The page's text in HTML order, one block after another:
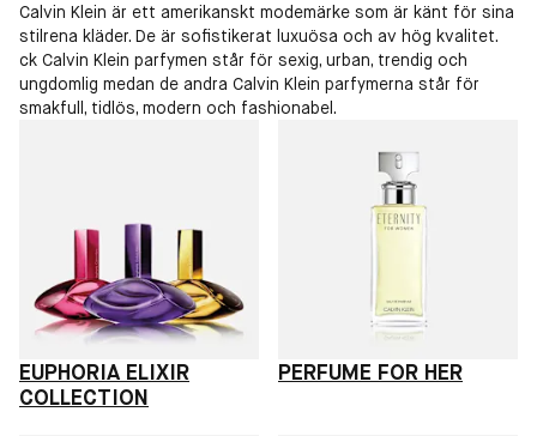
Calvin Klein är ett amerikanskt modemärke som är känt för sina
stilrena kläder. De är sofistikerat luxuösa och av hög kvalitet.
ck Calvin Klein parfymen står för sexig, urban, trendig och
ungdomlig medan de andra Calvin Klein parfymerna står för
smakfull, tidlös, modern och fashionabel.
EUPHORIA ELIXIR
COLLECTION
PERFUME FOR HER